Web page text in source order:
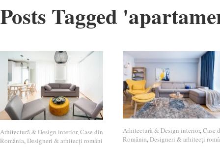
Posts Tagged '
Arhitectură & Design interior,Case din
România,Designeri & arhitecți români
Arhitectură & Design interior Case din
România Designeri & arhitecți români
Arhitectură & Design interior,Case
România,Designeri & arhitecți
Arhitectură & Design interior Case
România Designeri & arhitecți